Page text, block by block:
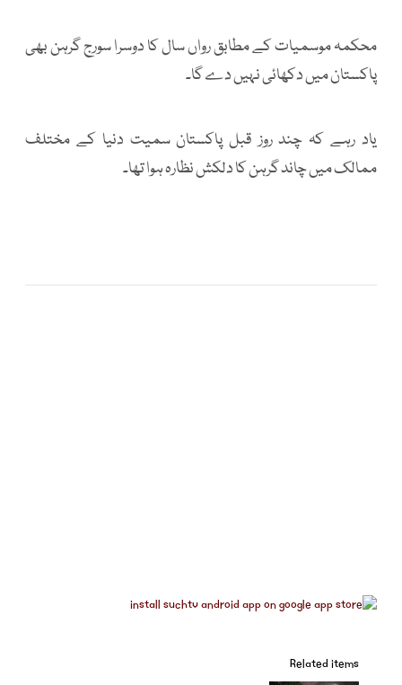
محکمہ موسمیات کے مطابق رواں سال کا دوسرا سورج گرہن بھی
پاکستان میں دکھائی نہیں دے گا۔
یاد رہے کہ چند روز قبل پاکستان سمیت دنیا کے مختلف
ممالک میں چاند گرہن کا دلکش نظارہ ہوا تھا۔
Related items